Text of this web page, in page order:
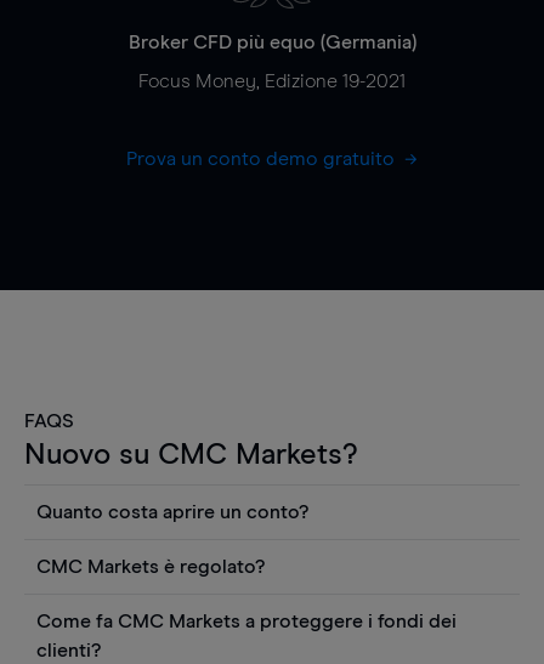
Broker CFD più equo (Germania)
Focus Money, Edizione 19-2021
Prova un conto demo gratuito
FAQS
Nuovo su CMC Markets?
Quanto costa aprire un conto?
Puoi anche visualizzare gratuitamente i prezzi e
utilizzare strumenti come grafici, notizie Reuters
o rapporti quantitativi sui titoli azionari di
CMC Markets è regolato?
regolamentato dall'Autorità federale tedesca di
Come fa CMC Markets a proteggere i fondi dei
clienti?